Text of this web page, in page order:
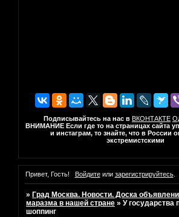
Подписывайтесь на нас в ВКОНТАКТЕ
ВНИМАНИЕ Если где то на страницах сайта
и инстаграм, то знайте, что в России
экстремистскими
Привет, Гость! Войдитеили зарегистрируйтесь.
» Град Москва. Новости. Доска
маразма в нашей стране »У государства
шоппинг